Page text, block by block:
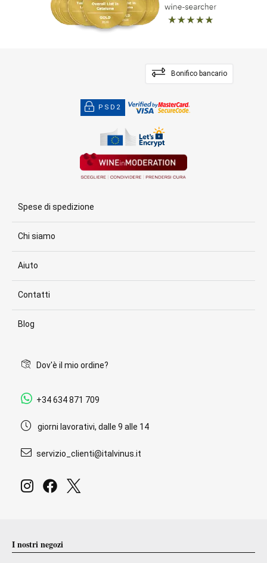
Bonifico bancario
PSD2
Spese di spedizione
Chi siamo
Aiuto
Contatti
Blog
Dov'è il mio ordine?
+34 634 871 709
giorni lavorativi, dalle 9 alle 14
servizio_clienti@italvinus.it
I nostri negozi